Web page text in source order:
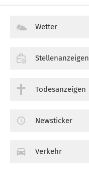
Wetter
Stellenanzeigen
Todesanzeigen
Newsticker
Verkehr